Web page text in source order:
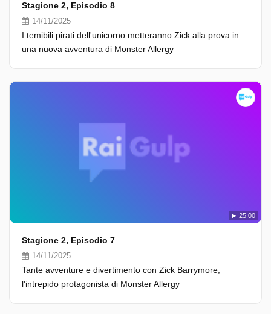
Stagione 2, Episodio 8
14/11/2025
I temibili pirati dell'unicorno metteranno Zick alla prova in
una nuova avventura di Monster Allergy
25:00
Stagione 2, Episodio 7
14/11/2025
Tante avventure e divertimento con Zick Barrymore,
l'intrepido protagonista di Monster Allergy